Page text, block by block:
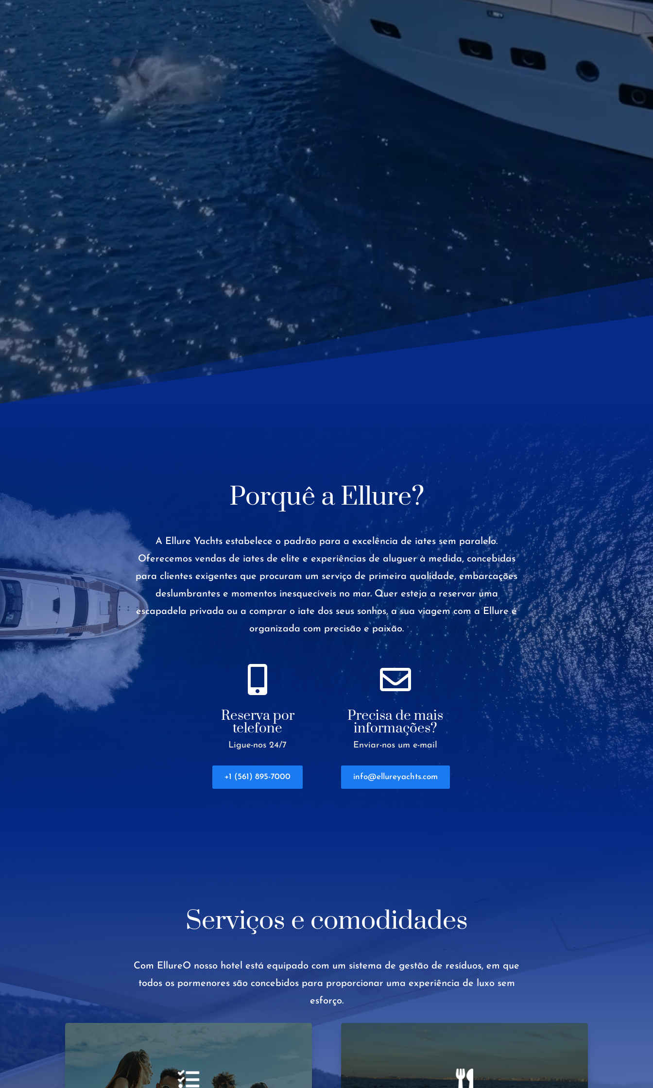
Porquê a Ellure?
A Ellure Yachts estabelece o padrão para a excelência de iates sem paralelo.
Oferecemos vendas de iates de elite e experiências de aluguer à medida, concebidas
para clientes exigentes que procuram um serviço de primeira qualidade, embarcações
deslumbrantes e momentos inesquecíveis no mar. Quer esteja a reservar uma
escapadela privada ou a comprar o iate dos seus sonhos, a sua viagem com a Ellure é
organizada com precisão e paixão.

Reserva por
telefone
Ligue-nos 24/7
+1 (561) 895-7000

Precisa de mais
informações?
Enviar-nos um e-mail
info@ellureyachts.com
Serviços e comodidades
Com EllureO nosso hotel está equipado com um sistema de gestão de resíduos, em que
todos os pormenores são concebidos para proporcionar uma experiência de luxo sem
esforço.

Serviço personalizado no mar
Chefs privados que oferecem cozinha de calibre Michelin, com 
aparições de artistas de renome mundial.